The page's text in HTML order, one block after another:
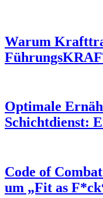
Warum
Optimale
Schichtdienst:
Code of
um „Fit as